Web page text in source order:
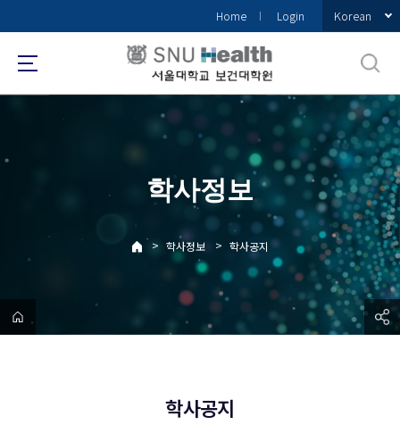
로
메
Home Login Korean
학사정보
> 학사정보 > 학사공지
학사공지